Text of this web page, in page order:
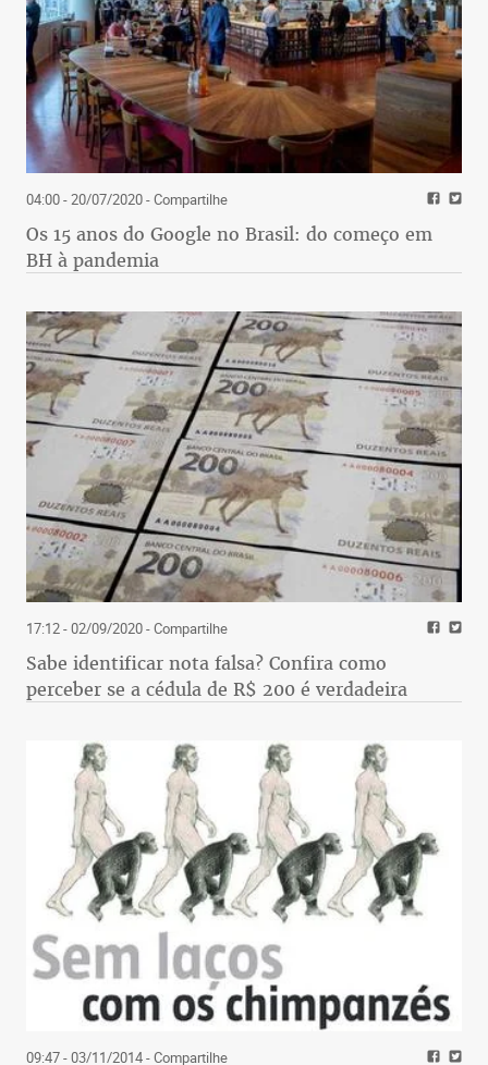
04:00 - 20/07/2020- Compartilhe
Os 15 anos do Google no Brasil: do começo em
BH à pandemia
17:12 - 02/09/2020- Compartilhe
Sabe identificar nota falsa? Confira como
perceber se a cédula de R$ 200 é verdadeira
09:47 - 03/11/2014- Compartilhe